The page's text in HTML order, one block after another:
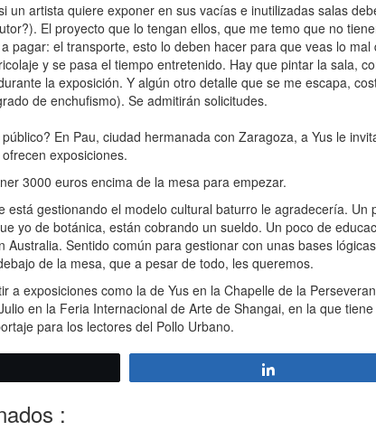
un artista quiere exponer en sus vacías e inutilizadas salas
El proyecto que lo tengan ellos, que me temo que no
pagar: el transporte, esto lo deben hacer para que veas lo
y se pasa el tiempo entretenido. Hay que pintar la sala,
la exposición. Y algún otro detalle que se me escapa,
de enchufismo). Se admitirán solicitudes.
En Pau, ciudad hermanada con Zaragoza, a Yus le
exposiciones.
3000 euros encima de la mesa para empezar.
está gestionando el modelo cultural baturro le agradecería.
yo de botánica, están cobrando un sueldo. Un poco de
Australia. Sentido común para gestionar con unas bases
de la mesa, que a pesar de todo, les queremos.
a exposiciones como la de Yus en la Chapelle de la
en la Feria Internacional de Arte de Shangai, en la que
para los lectores del Pollo Urbano.
: